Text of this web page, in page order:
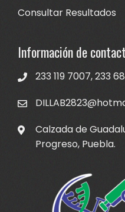
Consultar Resultados
Información de
233 119 7007, 233
Calzada de
Progreso, Puebla.